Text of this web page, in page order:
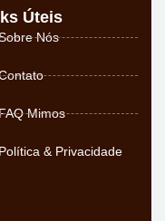
Úteis
Nós
Mimos
Política & Privacidade